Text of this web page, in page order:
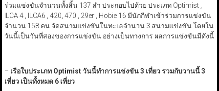
ร่วมแข่งขันจำนวนทั้งสิ้น 137 ลำ ประกอบไปด้วย ประเภท Optimist ,
ILCA 4 , ILCA6 , 420, 470 , 29er , Hobie 16 มีนักกีฬาเข้าร่วมการแข่งขัน
จำนวน 158 คน จัดสนามแข่งขันในทะเลจำนวน 3 สนามแข่งขัน โดยใน
วันนี้เป็นวันที่สองของการแข่งขัน อย่างเป็นทางการ ผลการแข่งขันมีดังนี้
– เรือใบประเภท Optimistวันนี้ทำการแข่งขัน 3 เที่ยว รวมกับวานนี้ 3
เที่ยว เป็นทั้งหมด 6 เที่ยว